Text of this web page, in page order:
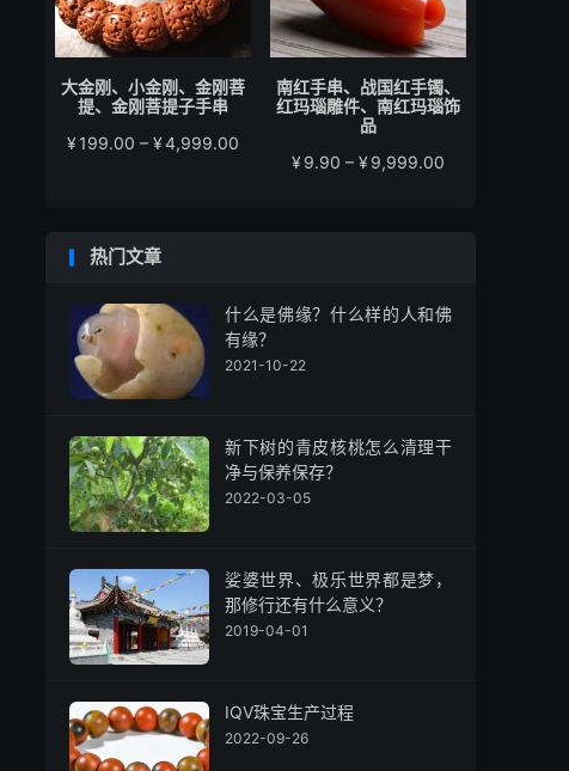
大金刚、小金刚、金刚菩
提、金刚菩提子手串
¥199.00 – ¥4,999.00
南红手串、战国红手镯、
红玛瑙雕件、南红玛瑙饰
品
¥9.90 – ¥9,999.00
¥9,999.00
热门文章
什么是佛缘？什么样的人和佛
有缘？
2021-10-22
新下树的青皮核桃怎么清理干
净与保养保存？
2022-03-05
娑婆世界、极乐世界都是梦，
那修行还有什么意义？
2019-04-01
IQV珠宝生产过程
2022-09-26